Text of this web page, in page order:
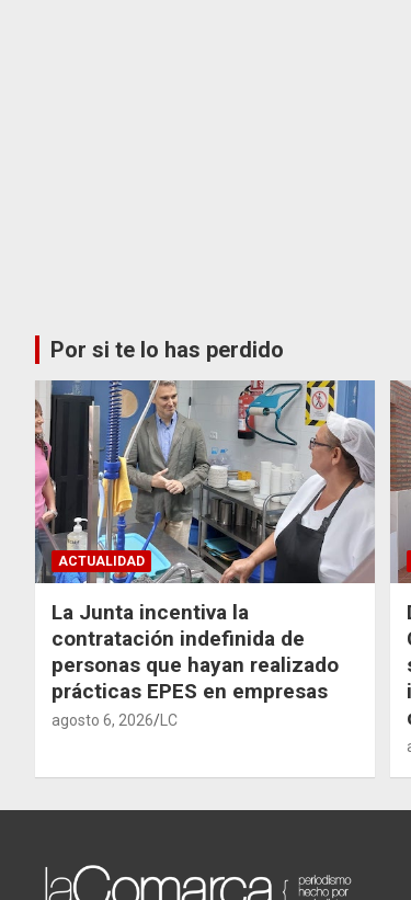
Por si te lo has perdido
ACTUALIDAD
La Junta incentiva la
contratación indefinida de
personas que hayan realizado
prácticas EPES en empresas
agosto 6, 2026 LC